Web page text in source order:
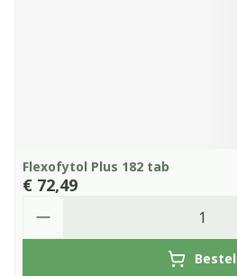
Flexofytol Plus 182 tab
€ 72,49
Bestel